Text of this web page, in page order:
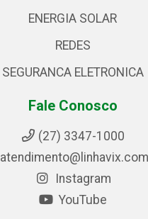
ENERGIA SOLAR
REDES
SEGURANCA ELETRONICA
Fale Conosco
(27) 3347-1000
Instagram
YouTube